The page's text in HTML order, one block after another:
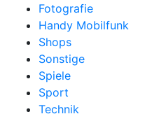
Fotografie
Handy Mobilfunk
Shops
Sonstige
Spiele
Sport
Technik